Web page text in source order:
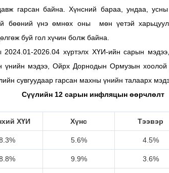
гарсан байна. Хүнсний бараа, ундаа,
бөөний үнэ өмнөх оны мөн үетэй
буй гол хүчин болж байна.
2026.04 хүртэлх ХҮИ-ийн сарын
үнийн мэдээ, Ойрх Дорнодын Ормузын хоолой
сувгуудаар гарсан махны үнийн талаарх
Сүүлийн 12 сарын инфляцын өөрчлөлт
ХҮИ Хүнс Тээвэр
5.6% 4.5%
9.9% 3.6%